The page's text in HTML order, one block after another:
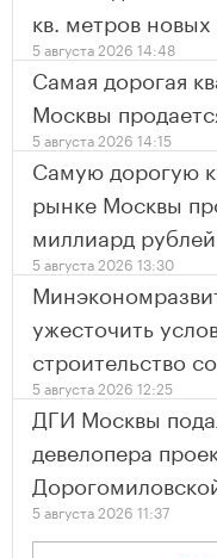
кв. метров
5 августа 2026 14:48
Самая дорогая
Москвы
5 августа 2026 14:15
Самую дорогую
рынке Москвы
миллиард рублей
5 августа 2026 13:30
ужесточить
строительство
5 августа 2026 12:25
ДГИ Москвы
девелопера
5 августа 2026 11:37